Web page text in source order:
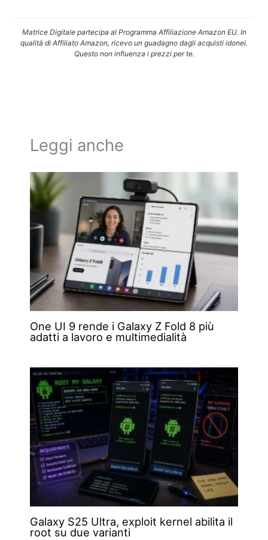
Matrice Digitale partecipa al Programma Affiliazione Amazon EU. In
qualità di Affiliato Amazon, ricevo un guadagno dagli acquisti idonei.
Questo non influenza i prezzi per te.
Leggi anche
One UI 9 rende i Galaxy Z Fold 8 più
adatti a lavoro e multimedialità
Galaxy S25 Ultra, exploit kernel abilita il
root su due varianti